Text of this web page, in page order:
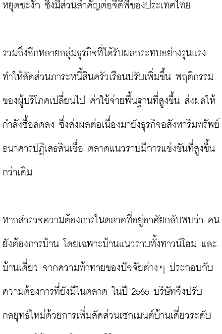
หยุดชะงัก ซึ่งมีส่วนสำคัญต่อจีดีพีของประเทศไทย
รวมถึงอีกหลายกลุ่มธุรกิจที่ได้รับผลกระทบอย่างรุนแรง
ทำให้สัดส่วนภาระหนี้สินครัวเรือนปรับเพิ่มขึ้น พฤติกรรม
ของผู้บริโภคเปลี่ยนไป ค่าใช้จ่ายพื้นฐานที่สูงขึ้น ส่งผลให้
กำลังซื้อลดลง ซึ่งส่งผลต่อเนื่องมายังธุรกิจอสังหาริมทรัพย์
ธนาคารปฏิเสธสินเชื่อ ตลาดแนวราบมีการแข่งขันที่สูงขึ้น
กว่าเดิม
หากสำรวจความต้องการในตลาดที่อยู่อาศัยกลับพบว่า คน
ยังต้องการบ้าน โดยเฉพาะบ้านแนวราบทั้งทาวน์โฮม และ
บ้านเดี่ยว จากความท้าทายของปัจจัยต่างๆ ประกอบกับ
ความต้องการที่ยังมีในตลาด ในปี 2565 บริษัทจึงปรับ
กลยุทธ์ใหม่ด้วยการเพิ่มสัดส่วนเซกเมนต์บ้านเดี่ยวระดับ